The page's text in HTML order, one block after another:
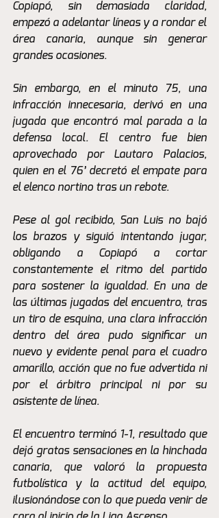
Copiapó, sin demasiada claridad,
empezó a adelantar líneas y a rondar el
área canaria, aunque sin generar
grandes ocasiones.
Sin embargo, en el minuto 75, una
infracción innecesaria, derivó en una
jugada que encontró mal parada a la
defensa local. El centro fue bien
aprovechado por Lautaro Palacios,
quien en el 76’ decretó el empate para
el elenco nortino tras un rebote.
Pese al gol recibido, San Luis no bajó
los brazos y siguió intentando jugar,
obligando a Copiapó a cortar
constantemente el ritmo del partido
para sostener la igualdad. En una de
las últimas jugadas del encuentro, tras
un tiro de esquina, una clara infracción
dentro del área pudo significar un
nuevo y evidente penal para el cuadro
amarillo, acción que no fue advertida ni
por el árbitro principal ni por su
asistente de línea.
El encuentro terminó 1-1, resultado que
dejó gratas sensaciones en la hinchada
canaria, que valoró la propuesta
futbolística y la actitud del equipo,
ilusionándose con lo que pueda venir de
cara al inicio de la Liga Ascenso.